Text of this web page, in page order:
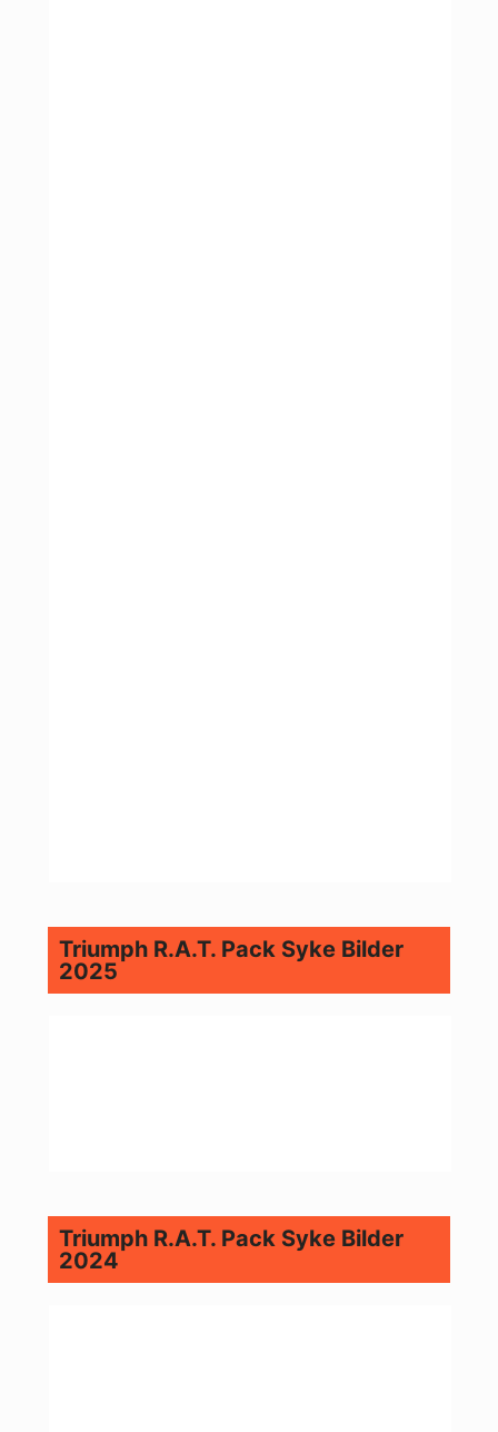
Triumph R.A.T. Pack Syke Bilder
2025
Triumph R.A.T. Pack Syke Bilder
2024